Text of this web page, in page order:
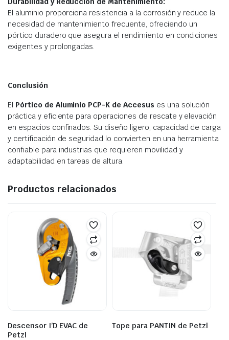
El aluminio proporciona resistencia a la corrosión y reduce la
necesidad de mantenimiento frecuente, ofreciendo un
pórtico duradero que asegura el rendimiento en condiciones
exigentes y prolongadas.
Conclusión
El Pórtico de Aluminio PCP-K de Accesus es una solución
práctica y eficiente para operaciones de rescate y elevación
en espacios confinados. Su diseño ligero, capacidad de carga
y certificación de seguridad lo convierten en una herramienta
confiable para industrias que requieren movilidad y
adaptabilidad en tareas de altura.
Productos relacionados
Descensor I’D EVAC de
Petzl
Tope para PANTIN de Petzl